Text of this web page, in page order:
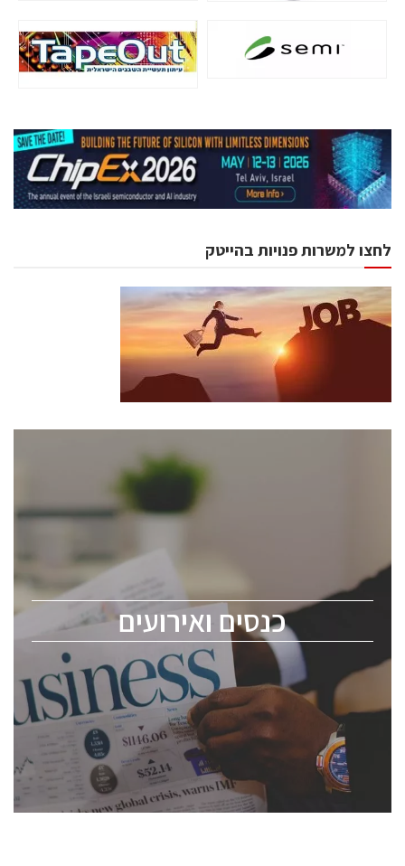
לחצו למשרות פנויות בהייטק
כנסים ואירועים
כנסים ואירועים
לכל העוסקים בתעשיית הסמיקונדקטור כולל מהנדסים,
ChipEx2026 will be held on May 12-13, 2026. The
conference is intended for everyone involved in the
semiconductor industry, including engineers,
professional experts, and senior executives.
לחץ לפרטים